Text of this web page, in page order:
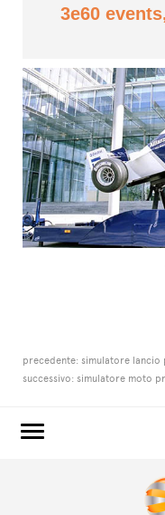
3e60
precedente: simulatore lancio
successivo: simulatore moto